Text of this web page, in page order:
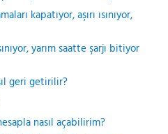
kapatıyor, aşırı ısınıyor,
yarım saatte şarjı bitiyor
geri getirilir?
nasıl açabilirim?